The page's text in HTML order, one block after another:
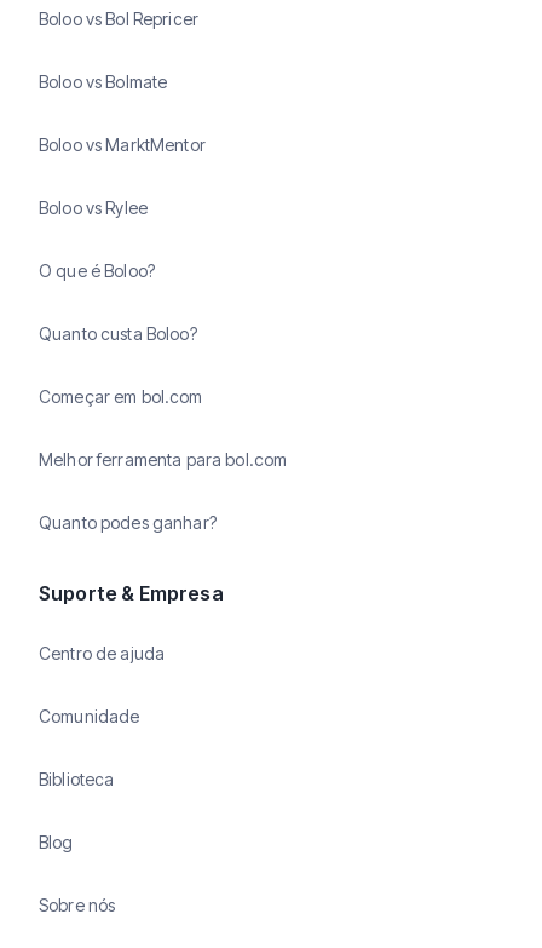
Boloo vs Bol Repricer
Boloo vs Bolmate
Boloo vs MarktMentor
Boloo vs Rylee
O que é Boloo?
Quanto custa Boloo?
Começar em bol.com
Melhor ferramenta para bol.com
Quanto podes ganhar?
Suporte & Empresa
Centro de ajuda
Comunidade
Biblioteca
Blog
Sobre nós